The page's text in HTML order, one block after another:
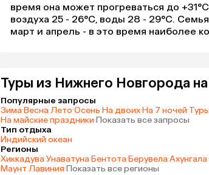
время она может прогреваться до
воздуха 25 - 26°C, воды 28 - 29°C.
март и апрель - в это время наиболее
Туры из Нижнего Новгорода
Популярные запросы
Зима·Весна·Лето·Осень·На двоих·На 7 ночей·
На майские праздники·Показать все запросы
Тип отдыха
Индийский океан
Регионы
Хиккадува·Унаватуна·Бентота·Берувела·Ахунгала·
Маунт Лавиния·Показать все регионы